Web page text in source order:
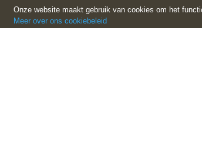
Onze website maakt gebruik van cookies om het
Meer over ons cookiebeleid